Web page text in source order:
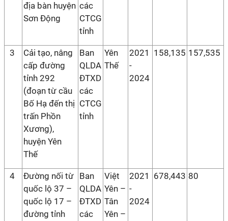
địa bàn huyện
Sơn Động
các
CTCG
tỉnh
3
Cải tạo, nâng
cấp đường
tỉnh 292
(đoạn từ cầu
Bố Hạ đến thị
trấn Phồn
Xương),
huyện Yên
Thế
Ban
QLDA
ĐTXD
các
CTCG
tỉnh
Yên
Thế
2021
-
2024
158,135 157,535
4
Đường nối từ
quốc lộ 37 –
quốc lộ 17 –
đường tỉnh
Ban
QLDA
ĐTXD
các
Việt
Yên –
Tân
Yên –
2021
-
2024
678,443 80